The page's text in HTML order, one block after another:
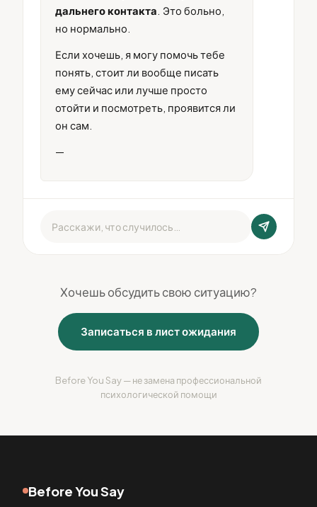
дальнего контакта . Это больно,
но нормально.
Если хочешь, я могу помочь тебе
понять, стоит ли вообще писать
ему сейчас или лучше просто
отойти и посмотреть, проявится ли
он сам.
—
Расскажи, что случилось…
Хочешь обсудить свою ситуацию?
Записаться в лист ожидания
Before You Say — не замена профессиональной
психологической помощи
Before You Say